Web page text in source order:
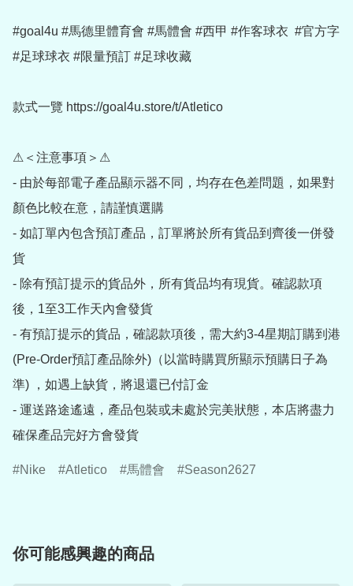
#goal4u #馬德里體育會 #馬體會 #西甲 #作客球衣  #官方字
#足球球衣 #限量預訂 #足球收藏
款式一覽 https://goal4u.store/t/Atletico
⚠＜注意事項＞⚠
- 由於每部電子產品顯示器不同，均存在色差問題，如果對
顏色比較在意，請謹慎選購
- 如訂單內包含預訂產品，訂單將於所有貨品到齊後一併發
貨
- 除有預訂提示的貨品外，所有貨品均有現貨。確認款項
後，1至3工作天內會發貨
- 有預訂提示的貨品，確認款項後，需大約3-4星期訂購到港
(Pre-Order預訂產品除外)（以當時購買所顯示預購日子為
準) ，如遇上缺貨，將退還已付訂金
- 運送路途遙遠，產品包裝或未處於完美狀態，本店將盡力
確保產品完好方會發貨
Nike Atletico 馬體會 Season2627
你可能感興趣的商品